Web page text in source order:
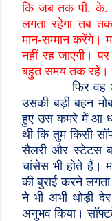
कि जब तक पी. के.
लगता रहेगा तब
मान-सम्मान करेंगे।
नहीं रह जाएगी।
बहुत समय तक रहे।
फिर वह
उसकी बड़ी बहन
हुए उस कमरे में आ
थी कि तुम किसी
सैलरी और स्टेटस
चांसेस भी होते हैं।
की बुराई करने
ने भी अभी थोड़ी
अनुभव किया।